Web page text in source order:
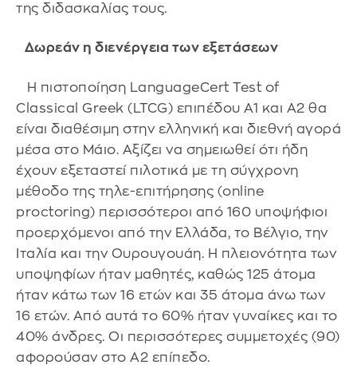
της διδασκαλίας τους.
Δωρεάν η διενέργεια των εξετάσεων
Η πιστοποίηση LanguageCert Test of
Classical Greek (LTCG) επιπέδου Α1 και Α2 θα
είναι διαθέσιμη στην ελληνική και διεθνή αγορά
μέσα στο Μάιο. Αξίζει να σημειωθεί ότι ήδη
έχουν εξεταστεί πιλοτικά με τη σύγχρονη
μέθοδο της τηλε-επιτήρησης (online
proctoring) περισσότεροι από 160 υποψήφιοι
προερχόμενοι από την Ελλάδα, το Βέλγιο, την
Ιταλία και την Ουρουγουάη. H πλειονότητα των
υποψηφίων ήταν μαθητές, καθώς 125 άτομα
ήταν κάτω των 16 ετών και 35 άτομα άνω των
16 ετών. Από αυτά το 60% ήταν γυναίκες και το
40% άνδρες. Οι περισσότερες συμμετοχές (90)
αφορούσαν στο Α2 επίπεδο.